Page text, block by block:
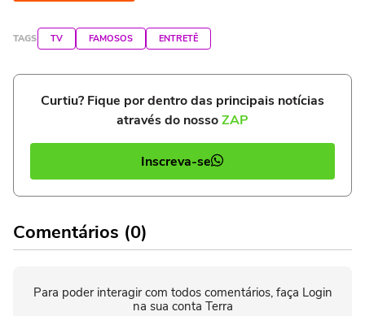
TAGS TV FAMOSOS ENTRETÊ
Curtiu? Fique por dentro das principais notícias
através do nossoZAP
Inscreva-se
Comentários (0)
Para poder interagir com todos comentários, faça Login
na sua conta Terra